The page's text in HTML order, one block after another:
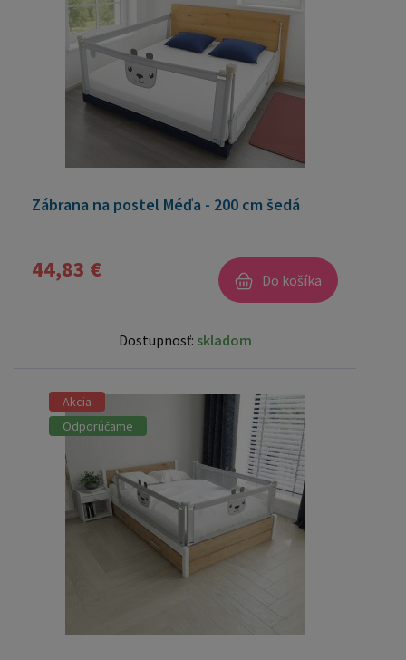
Zábrana na postel Méďa - 200 cm šedá
44,83 € Do košíka
Dostupnosť: skladom
Akcia
Odporúčame